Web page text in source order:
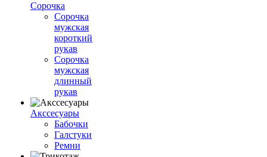
Сорочка
Сорочка
мужская
короткий
рукав
Сорочка
мужская
длинный
рукав
Акссесуары
Бабочки
Галстуки
Ремни